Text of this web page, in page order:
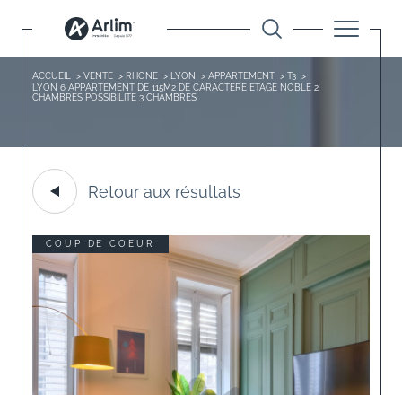
ACCUEIL VENTE RHONE LYON APPARTEMENT
T3
LYON 6 APPARTEMENT DE 115M2 DE CARACTERE ETAGE NOBLE 2
CHAMBRES POSSIBILITE 3 CHAMBRES
Retour aux résultats
COUP DE COEUR